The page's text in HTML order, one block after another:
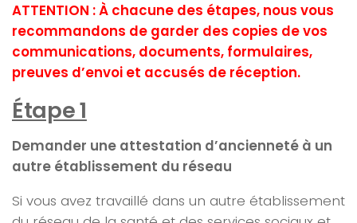
ATTENTION : À chacune des étapes, nous vous
recommandons de garder des copies de vos
communications, documents, formulaires,
preuves d’envoi et accusés de réception.
Étape 1
Demander une attestation d’ancienneté à un
autre établissement du réseau
Si vous avez travaillé dans un autre établissement